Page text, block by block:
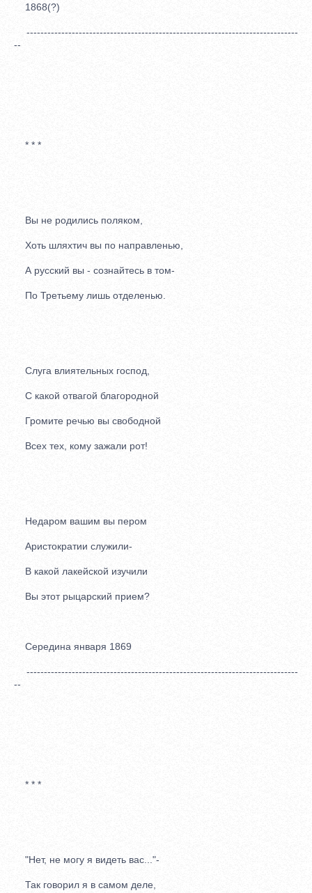
1868(?)
------------------------------------------------------------------------------
--
* * *
Вы не родились поляком,
Хоть шляхтич вы по направленью,
А русский вы - сознайтесь в том-
По Третьему лишь отделенью.
Слуга влиятельных господ,
С какой отвагой благородной
Громите речью вы свободной
Всех тех, кому зажали рот!
Недаром вашим вы пером
Аристократии служили-
В какой лакейской изучили
Вы этот рыцарский прием?
Середина января 1869
------------------------------------------------------------------------------
--
* * *
"Нет, не могу я видеть вас..."-
Так говорил я в самом деле,